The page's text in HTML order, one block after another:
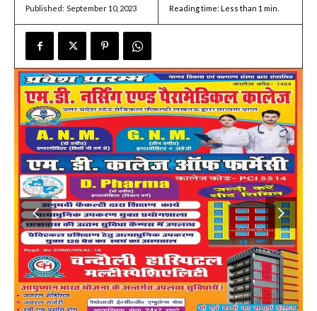
Published: September 10, 2023 Reading time: Less than 1 min.